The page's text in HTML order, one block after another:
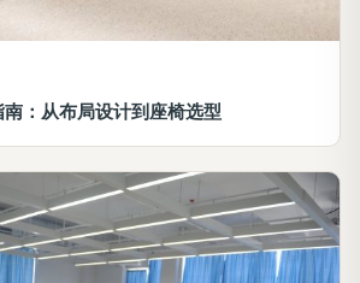
：从布局设计到座椅选型